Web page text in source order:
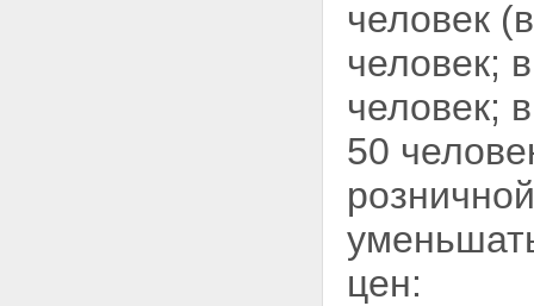
человек
человек;
человек;
50
цен: